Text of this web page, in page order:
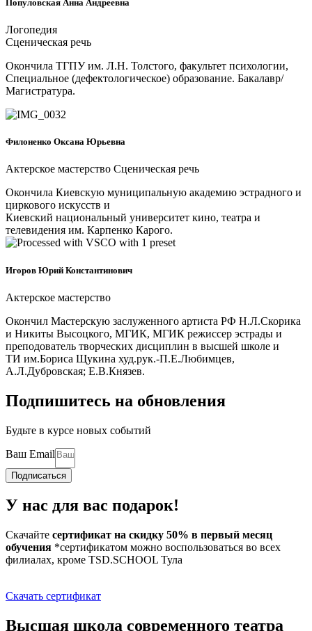
Популовская Анна Андреевна
Логопедия
Сценическая речь
Окончила ТГПУ им. Л.Н. Толстого, факультет психологии,
Специальное (дефектологическое) образование. Бакалавр/
Магистратура.
Филоненко Оксана Юрьевна
Актерское мастерство Сценическая речь
Окончила Киевскую муниципальную академию эстрадного и
циркового искусств и
Киевский национальный университет кино, театра и
телевидения им. Карпенко Карого.
Игоров Юрий Константинович
Актерское мастерство
Окончил Мастерскую заслуженного артиста РФ Н.Л.Скорика
и Никиты Высоцкого, МГИК, МГИК режиссер эстрады и
преподователь творческих дисциплин в высшей школе и
ТИ им.Бориса Щукина худ.рук.-П.Е.Любимцев,
А.Л.Дубровская; Е.В.Князев.
Подпишитесь на обновления
Будьте в курсе новых событий
Ваш Email
Подписаться
У нас для вас подарок!
Скачайте сертификат на скидку 50% в первый месяц
обучения *сертификатом можно воспользоваться во всех
филиалах, кроме TSD.SCHOOL Тула
Скачать сертификат
Высшая школа современного театра